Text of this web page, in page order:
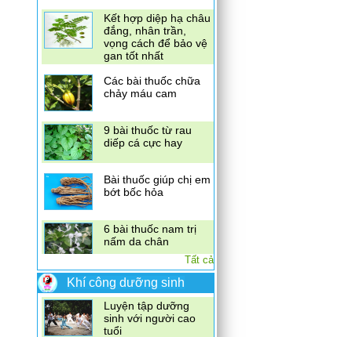
Kết hợp diệp hạ châu
đắng, nhân trần,
vọng cách để bảo vệ
gan tốt nhất
Các bài thuốc chữa
chảy máu cam
9 bài thuốc từ rau
diếp cá cực hay
Bài thuốc giúp chị em
bớt bốc hỏa
6 bài thuốc nam trị
nấm da chân
Tất cả
Khí công dưỡng sinh
Luyện tập dưỡng
sinh với người cao
tuổi